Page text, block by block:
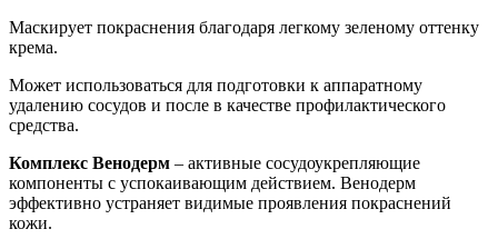
Маскирует покраснения благодаря легкому зеленому оттенку
крема.
Может использоваться для подготовки к аппаратному
удалению сосудов и после в качестве профилактического
средства.
Комплекс Венодерм – активные сосудоукрепляющие
компоненты с успокаивающим действием. Венодерм
эффективно устраняет видимые проявления покраснений
кожи.